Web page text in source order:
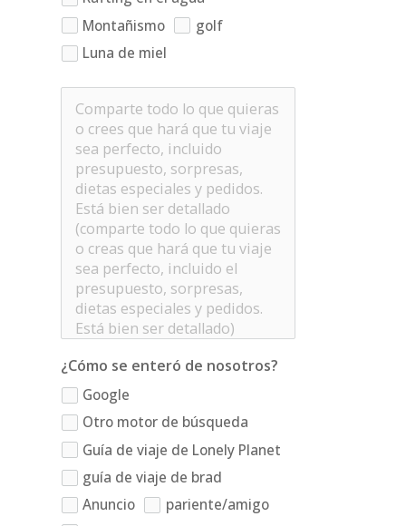
Montañismo
golf
Luna de miel
¿Cómo se enteró de nosotros?
Google
Otro motor de búsqueda
Guía de viaje de Lonely Planet
guía de viaje de brad
Anuncio
pariente/amigo